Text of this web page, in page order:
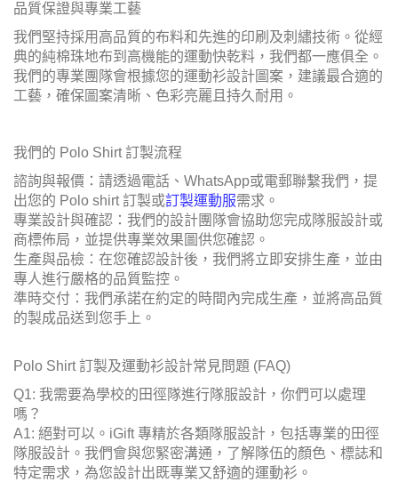
典的純棉珠地布到高機能的運動快乾料，我們都一應俱全。
我們的專業團隊會根據您的運動衫設計圖案，建議最合適的
工藝，確保圖案清晰、色彩亮麗且持久耐用。
出您的 Polo shirt 訂製或訂製運動服需求。
專業設計與確認：我們的設計團隊會協助您完成隊服設計或
商標佈局，並提供專業效果圖供您確認。
生產與品檢：在您確認設計後，我們將立即安排生產，並由
專人進行嚴格的品質監控。
準時交付：我們承諾在約定的時間內完成生產，並將高品質
的製成品送到您手上。
嗎？
A1: 絕對可以。iGift 專精於各類隊服設計，包括專業的田徑
隊服設計。我們會與您緊密溝通，了解隊伍的顏色、標誌和
特定需求，為您設計出既專業又舒適的運動衫。